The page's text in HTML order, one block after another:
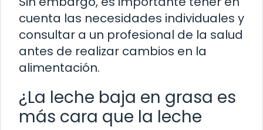
cuenta las necesidades individuales y
consultar a un profesional de la salud
antes de realizar cambios en la
alimentación.
¿La leche baja en grasa es
más cara que la leche